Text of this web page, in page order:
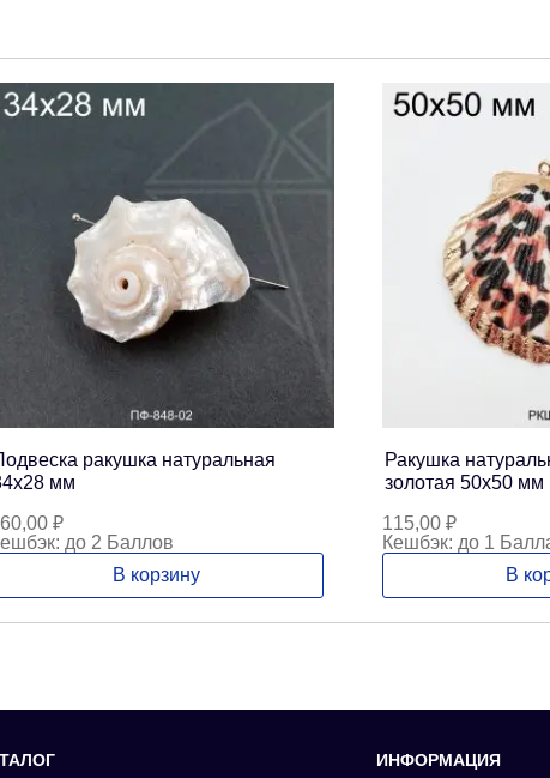
ракушка натуральная
мм
₽
до 2 Баллов
В корзину
Ракушка
золотая 50х50 мм
115,00 ₽
Кешбэк: до 1
В
ИНФОРМАЦИЯ